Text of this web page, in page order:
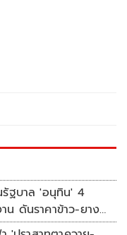
ฐบาล 'อนุทิน' 4
ดันราคาข้าว-ยาง-
ดมาตรการช่วยลด